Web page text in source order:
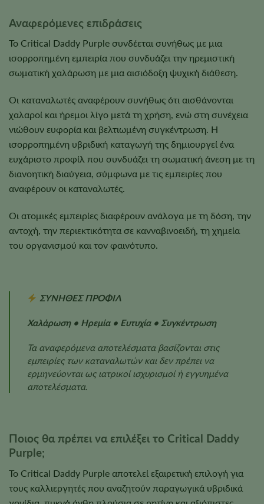
Αναφερόμενες επιδράσεις
Το Critical Daddy Purple συνδέεται συνήθως με μια
ισορροπημένη εμπειρία που συνδυάζει την ηρεμιστική
σωματική χαλάρωση με μια αισιόδοξη ψυχική διάθεση.
Οι καταναλωτές αναφέρουν συνήθως ότι αισθάνονται
χαλαροί και ήρεμοι λίγο μετά τη χρήση, ενώ στη συνέχεια
νιώθουν ευφορία και βελτιωμένη συγκέντρωση. Η
ισορροπημένη υβριδική καταγωγή της δημιουργεί ένα
ευχάριστο προφίλ που συνδυάζει τη σωματική άνεση με τη
διανοητική διαύγεια, σύμφωνα με τις εμπειρίες που
αναφέρουν οι καταναλωτές.
Οι ατομικές εμπειρίες διαφέρουν ανάλογα με τη δόση, την
αντοχή, την περιεκτικότητα σε κανναβινοειδή, τη χημεία
του οργανισμού και τον φαινότυπο.
ΣΥΝΗΘΕΣ ΠΡΟΦΙΛ
Χαλάρωση • Ηρεμία • Ευτυχία • Συγκέντρωση
Τα αναφερόμενα αποτελέσματα βασίζονται στις
εμπειρίες των καταναλωτών και δεν πρέπει να
ερμηνεύονται ως ιατρικοί ισχυρισμοί ή εγγυημένα
αποτελέσματα.
Ποιος θα πρέπει να επιλέξει το Critical Daddy
Purple;
Το Critical Daddy Purple αποτελεί εξαιρετική επιλογή για
τους καλλιεργητές που αναζητούν παραγωγικά υβριδικά